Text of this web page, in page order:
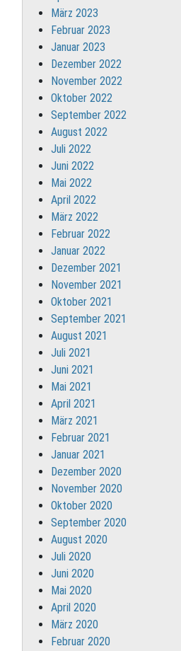
März 2023
Februar 2023
Januar 2023
Dezember 2022
November 2022
Oktober 2022
September 2022
August 2022
Juli 2022
Juni 2022
Mai 2022
April 2022
März 2022
Februar 2022
Januar 2022
Dezember 2021
November 2021
Oktober 2021
September 2021
August 2021
Juli 2021
Juni 2021
Mai 2021
April 2021
März 2021
Februar 2021
Januar 2021
Dezember 2020
November 2020
Oktober 2020
September 2020
August 2020
Juli 2020
Juni 2020
Mai 2020
April 2020
März 2020
Februar 2020